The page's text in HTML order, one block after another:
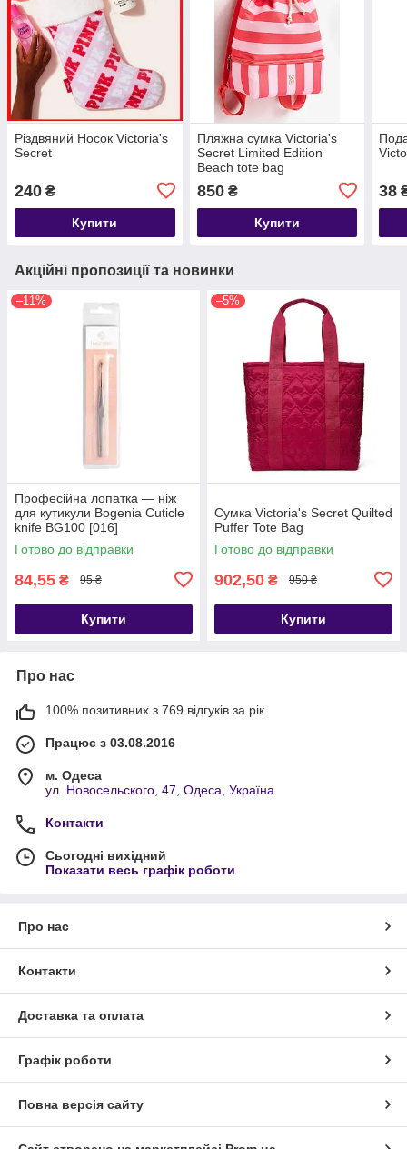
Різдвяний Носок Victoria's
Secret
240 ₴
Купити
Пляжна сумка Victoria's
Secret Limited Edition
Beach tote bag
850₴
Купити
38
Акційні пропозиції та новинки
–11%
Професійна лопатка — ніж
для кутикули Bogenia Cuticle
knife BG100 [016]
Готово до відправки
84,55 ₴ 95 ₴
Купити
–5%
Сумка Victoria's Secret Quilted
Puffer Tote Bag
Готово до відправки
902,50 ₴ 950 ₴
Купити
Про нас
100% позитивних з 769 відгуків за рік
Працює з 03.08.2016
м. Одеса
ул. Новосельского, 47, Одеса, Україна
Контакти
Сьогодні вихідний
Показати весь графік роботи
Про нас
Контакти
Доставка та оплата
Графік роботи
Повна версія сайту